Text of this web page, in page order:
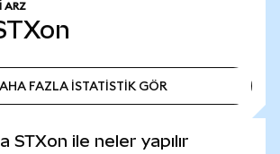
ARZ
FAZLA İSTATİSTİK GÖR
STXon ile neler yapılır